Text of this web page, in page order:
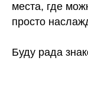
места, где
просто
Буду рада